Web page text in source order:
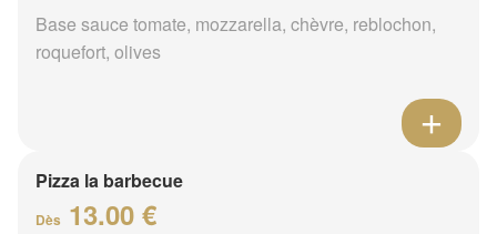
Base sauce tomate, mozzarella, chèvre, reblochon,
roquefort, olives
Pizza la barbecue
Dès 13.00 €